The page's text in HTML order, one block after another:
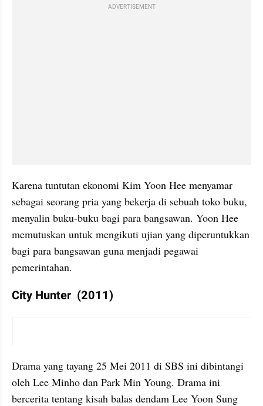
ADVERTISEMENT
Karena tuntutan ekonomi Kim Yoon Hee menyamar
sebagai seorang pria yang bekerja di sebuah toko buku,
menyalin buku-buku bagi para bangsawan. Yoon Hee
memutuskan untuk mengikuti ujian yang diperuntukkan
bagi para bangsawan guna menjadi pegawai
pemerintahan.
City Hunter  (2011)
Drama yang tayang 25 Mei 2011 di SBS ini dibintangi
oleh Lee Minho dan Park Min Young. Drama ini
bercerita tentang kisah balas dendam Lee Yoon Sung